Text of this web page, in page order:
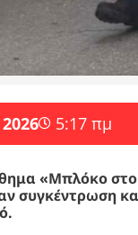
5:17 πμ
«Μπλόκο
συγκέντρωση